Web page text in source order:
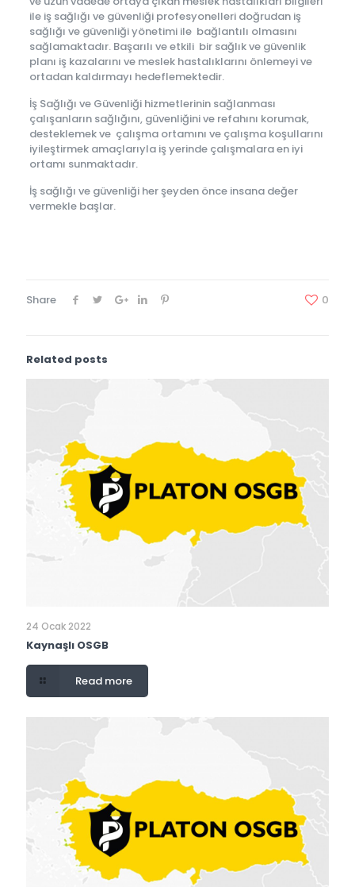
ile iş sağlığı ve güvenliği profesyonelleri doğrudan iş
sağlığı ve güvenliği yönetimi ile bağlantılı olmasını
sağlamaktadır. Başarılı ve etkili bir sağlık ve güvenlik
planı iş kazalarını ve meslek hastalıklarını önlemeyi ve
ortadan kaldırmayı hedeflemektedir.
İş Sağlığı ve Güvenliği hizmetlerinin sağlanması
çalışanların sağlığını, güvenliğini ve refahını korumak,
desteklemek ve çalışma ortamını ve çalışma koşullarını
iyileştirmek amaçlarıyla iş yerinde çalışmalara en iyi
ortamı sunmaktadır.
İş sağlığı ve güvenliği her şeyden önce insana değer
vermekle başlar.
Share 0
Related posts
24 Ocak 2022
Kaynaşlı OSGB
Read more